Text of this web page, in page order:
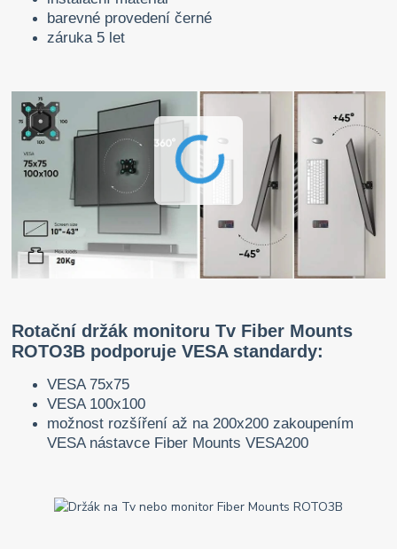
barevné provedení černé
záruka 5 let
Rotační držák monitoru Tv Fiber Mounts
ROTO3B podporuje VESA standardy:
VESA 75x75
VESA 100x100
možnost rozšíření až na 200x200 zakoupením
VESA nástavce Fiber Mounts VESA200